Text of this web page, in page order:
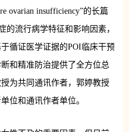
ovarian insufficiency”的长篇
的流行病学特征和影响因素，
循证医学证据的POI临床干预
和精准防治提供了全方位总
为共同通讯作者，郭婷教授
位和通讯作者单位。